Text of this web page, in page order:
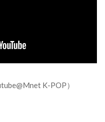
K-POP）